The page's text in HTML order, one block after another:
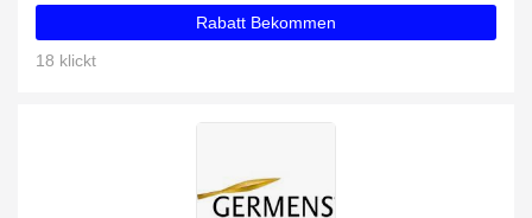
Rabatt Bekommen
18 klickt